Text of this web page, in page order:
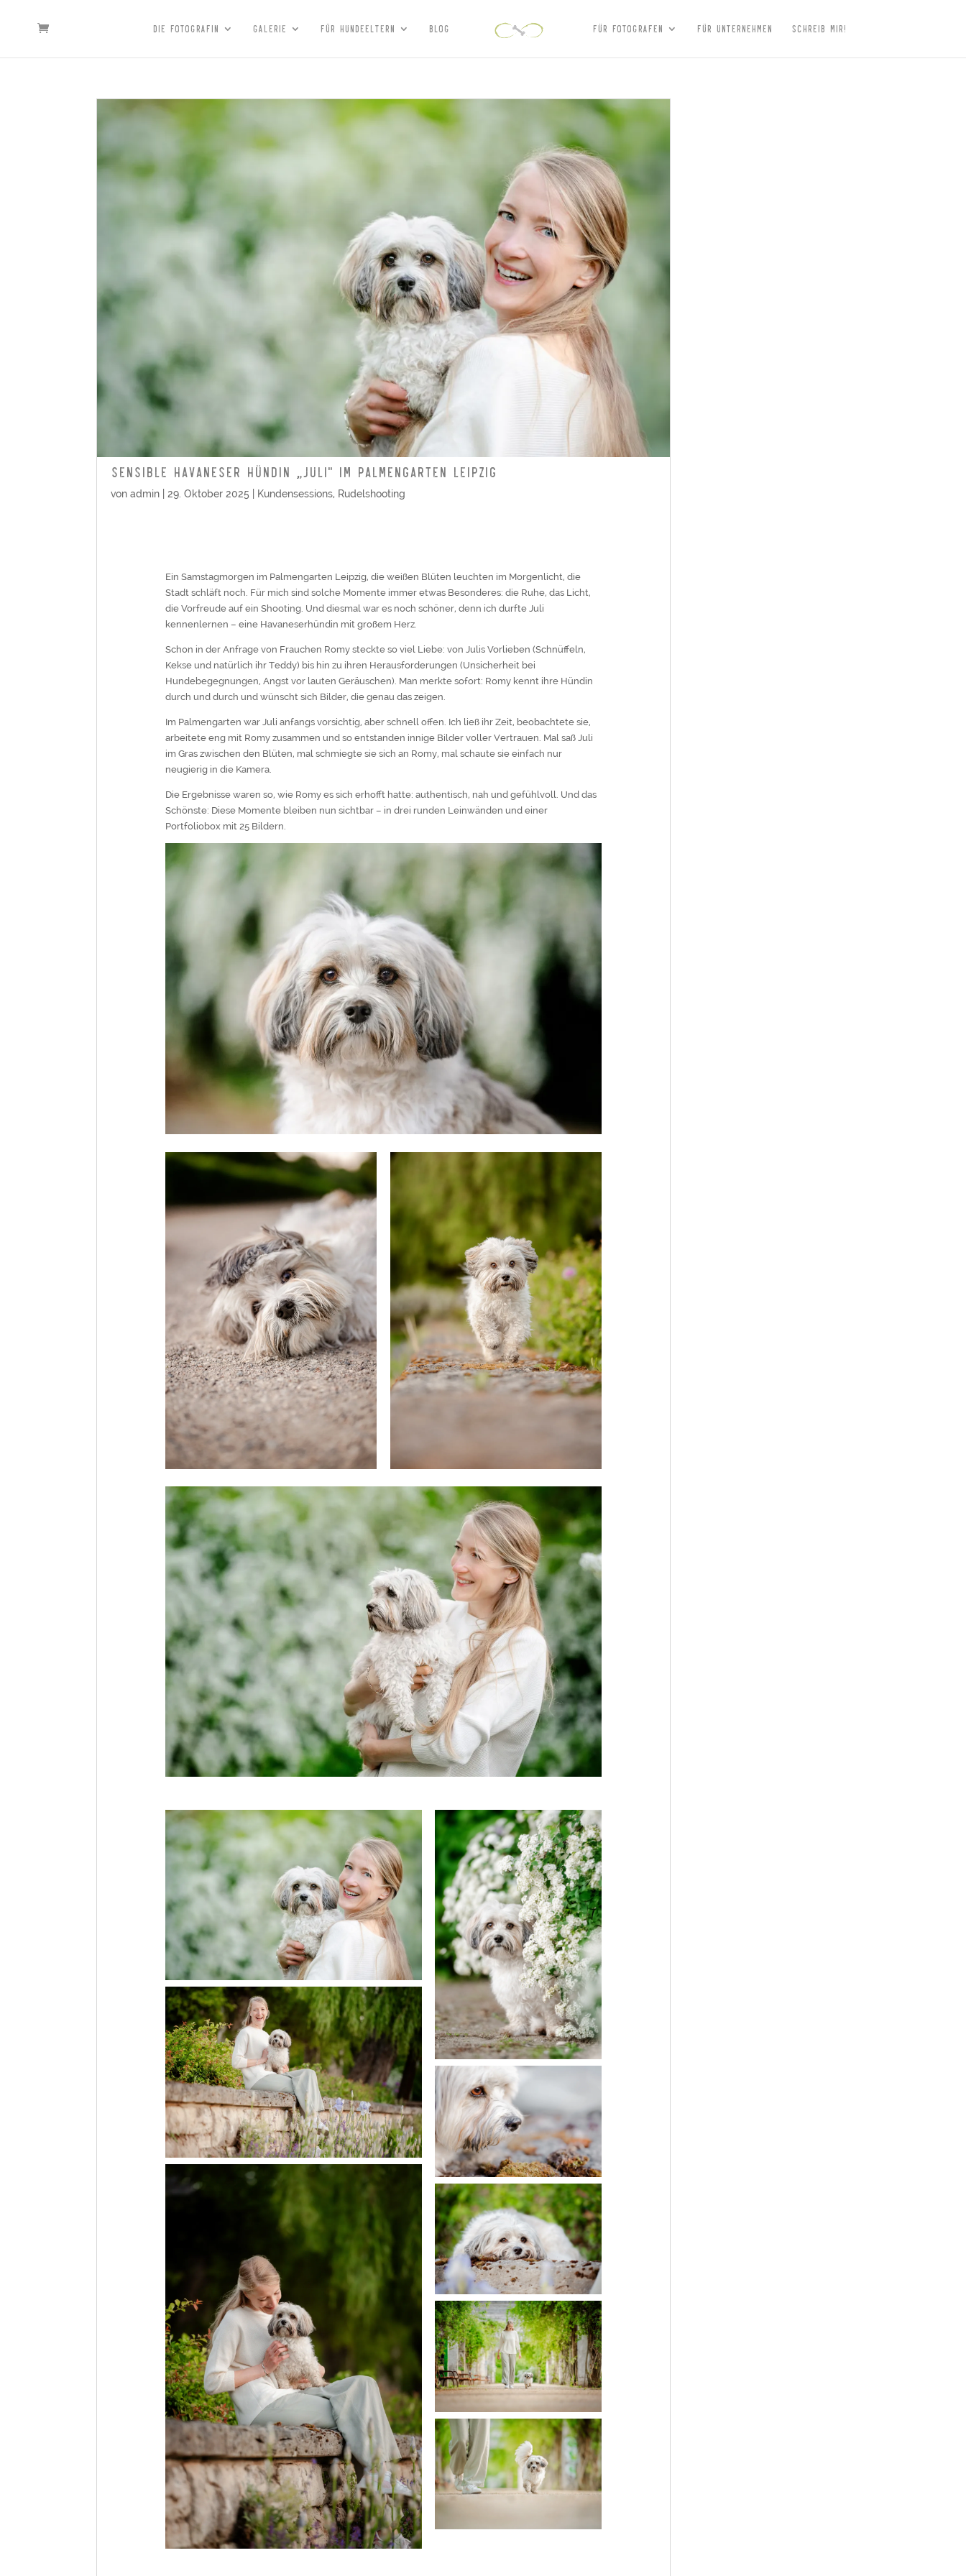
DIE FOTOGRAFIN GALERIE FÜR HUNDEELTERN BLOG FÜR FOTOGRAFEN FÜR UNTERNEHMEN SCHREIB MIR!
SENSIBLE HAVANESER HÜNDIN „JULI“ IM PALMENGARTEN LEIPZIG
vonadmin 29. Oktober 2025 Kundensessions, Rudelshooting
Ein Samstagmorgen im Palmengarten Leipzig, die weißen Blüten leuchten im Morgenlicht, die
Stadt schläft noch. Für mich sind solche Momente immer etwas Besonderes: die Ruhe, das Licht,
die Vorfreude auf ein Shooting. Und diesmal war es noch schöner, denn ich durfte Juli
kennenlernen – eine Havaneserhündin mit großem Herz.
Schon in der Anfrage von Frauchen Romy steckte so viel Liebe: von Julis Vorlieben (Schnüffeln,
Kekse und natürlich ihr Teddy) bis hin zu ihren Herausforderungen (Unsicherheit bei
Hundebegegnungen, Angst vor lauten Geräuschen). Man merkte sofort: Romy kennt ihre Hündin
durch und durch und wünscht sich Bilder, die genau das zeigen.
Im Palmengarten war Juli anfangs vorsichtig, aber schnell offen. Ich ließ ihr Zeit, beobachtete sie,
arbeitete eng mit Romy zusammen und so entstanden innige Bilder voller Vertrauen. Mal saß Juli
im Gras zwischen den Blüten, mal schmiegte sie sich an Romy, mal schaute sie einfach nur
neugierig in die Kamera.
Die Ergebnisse waren so, wie Romy es sich erhofft hatte: authentisch, nah und gefühlvoll. Und das
Schönste: Diese Momente bleiben nun sichtbar – in drei runden Leinwänden und einer
Portfoliobox mit 25 Bildern.